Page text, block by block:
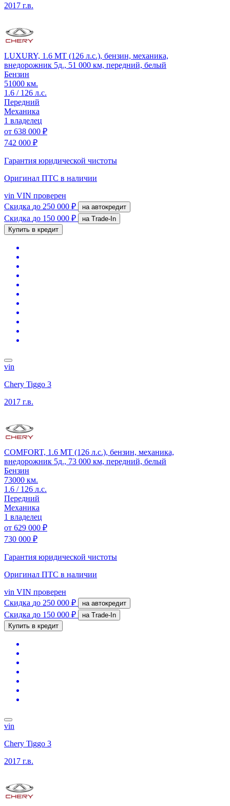
2017 г.в.
LUXURY, 1.6 MT (126 л.с.), бензин, механика,
внедорожник 5д., 51 000 км, передний, белый
Бензин
51000 км.
1.6 / 126 л.с.
Передний
Механика
1 владелец
от 638 000 ₽
742 000 ₽
Гарантия юридической чистоты
Оригинал ПТС в наличии
vin VIN проверен
Скидка до 250 000 ₽ на автокредит
Скидка до 150 000 ₽
на Trade-In
Купить в кредит
vin
Chery Tiggo 3
2017 г.в.
COMFORT, 1.6 MT (126 л.с.), бензин, механика,
внедорожник 5д., 73 000 км, передний, белый
Бензин
73000 км.
1.6 / 126 л.с.
Передний
Механика
1 владелец
от 629 000 ₽
730 000 ₽
Гарантия юридической чистоты
Оригинал ПТС в наличии
vin VIN проверен
Скидка до 250 000 ₽ на автокредит
Скидка до 150 000 ₽
на Trade-In
Купить в кредит
vin
Chery Tiggo 3
2017 г.в.